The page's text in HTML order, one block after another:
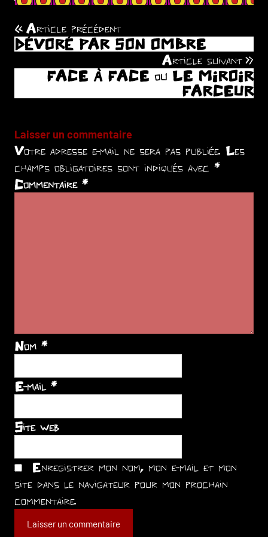
Navigation
de
l’article
Article précédent
DÉVORÉ PAR SON OMBRE
Article suivant
FACE À FACE ou LE MIROIR
FARCEUR
Laisser un commentaire
Votre adresse e-mail ne sera pas publiée. Les
champs obligatoires sont indiqués avec *
Commentaire *
Nom *
E-mail *
Site web
Enregistrer mon nom, mon e-mail et mon
site dans le navigateur pour mon prochain
commentaire.